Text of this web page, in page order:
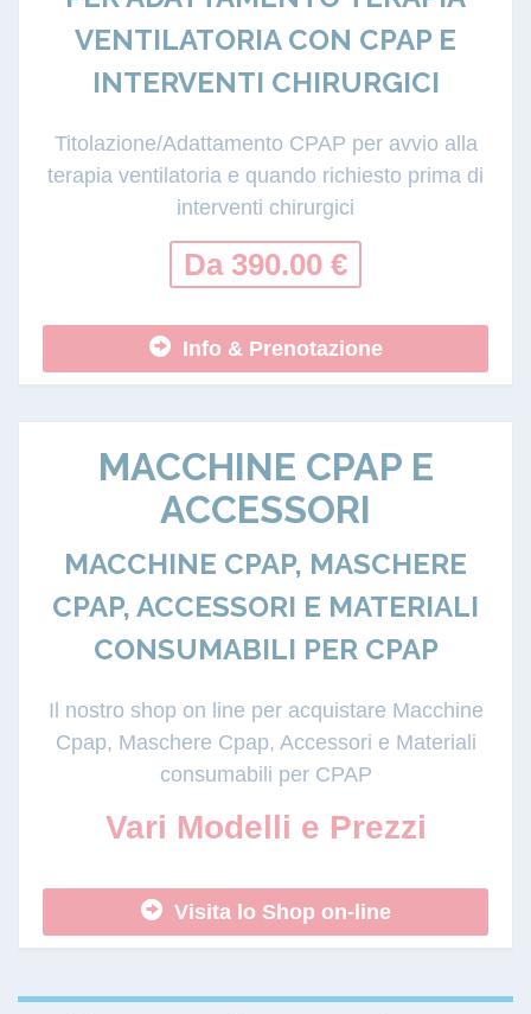
VENTILATORIA CON CPAP E
INTERVENTI CHIRURGICI
Titolazione/Adattamento CPAP per avvio alla
terapia ventilatoria e quando richiesto prima di
interventi chirurgici
Da 390.00 €
Info & Prenotazione
MACCHINE CPAP E
ACCESSORI
MACCHINE CPAP, MASCHERE
CPAP, ACCESSORI E MATERIALI
CONSUMABILI PER CPAP
Il nostro shop on line per acquistare Macchine
Cpap, Maschere Cpap, Accessori e Materiali
consumabili per CPAP
Vari Modelli e Prezzi
Visita lo Shop on-line